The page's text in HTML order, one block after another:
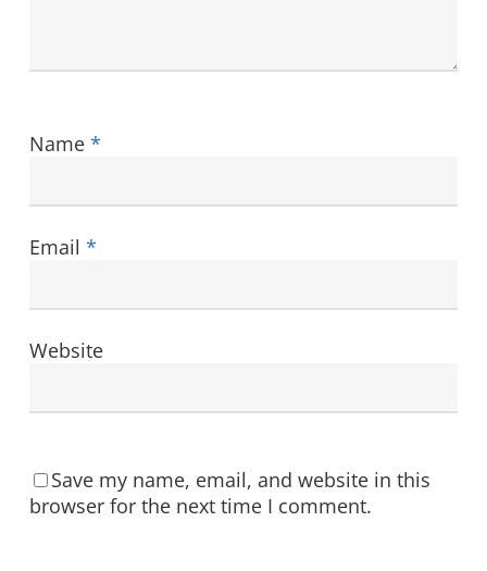
Name *
Email *
Website
Save my name, email, and website in this
browser for the next time I comment.